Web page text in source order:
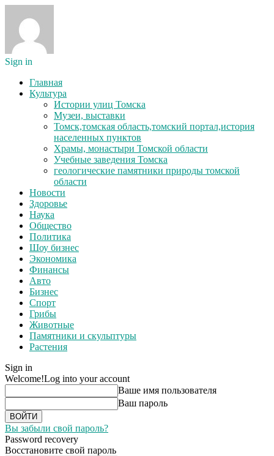
Sign in
Главная
Культура
Истории улиц Томска
Музеи, выставки
Томск,томская область,томский портал,история
населенных пунктов
Храмы, монастыри Томской области
Учебные заведения Томска
геологические памятники природы томской
области
Новости
Здоровье
Наука
Общество
Политика
Шоу бизнес
Экономика
Финансы
Авто
Бизнес
Спорт
Грибы
Животные
Памятники и скульптуры
Растения
Sign in
Welcome!Log into your account
Ваше имя пользователя
Ваш пароль
Вы забыли свой пароль?
Password recovery
Восстановите свой пароль